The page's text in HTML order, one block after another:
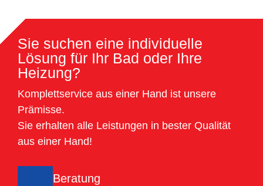
Sie suchen eine individuelle
Lösung für Ihr Bad oder Ihre
Heizung?
Komplettservice aus einer Hand ist unsere
Prämisse.
Sie erhalten alle Leistungen in bester Qualität
aus einer Hand!
Beratung